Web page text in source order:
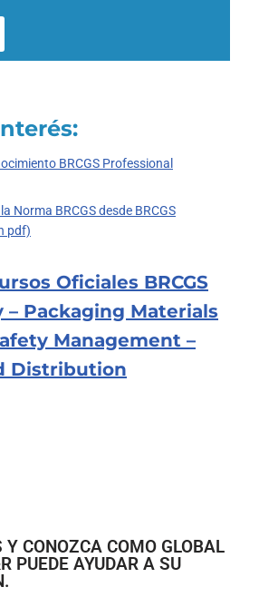
BRCGS Professional
Norma BRCGS desde BRCGS
pdf)
Oficiales BRCGS
– Packaging Materials
Management –
Distribution
Y CONOZCA COMO GLOBAL
PUEDE AYUDAR A SU